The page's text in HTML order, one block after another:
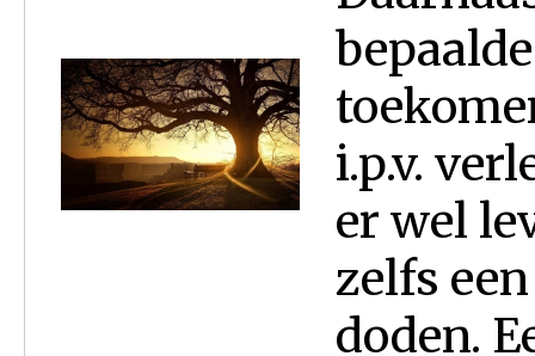
i.p.v.
er wel
zelfs
doden.